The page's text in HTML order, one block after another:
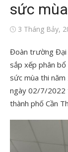
sức
Đăng3 Tháng Bảy,
Đoàn trường Đại
sắp xếp phân
sức mùa thi
ngày 02/7/2022
thành phố Cần